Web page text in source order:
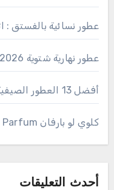
عطور نسائية بالفستق :
عطور نهارية شتوية 2025/2026
أفضل 13 العطور الصيفية 2025
كلوي لو بارفان Chloe Signature Le Parfum
أحدث التعليقات